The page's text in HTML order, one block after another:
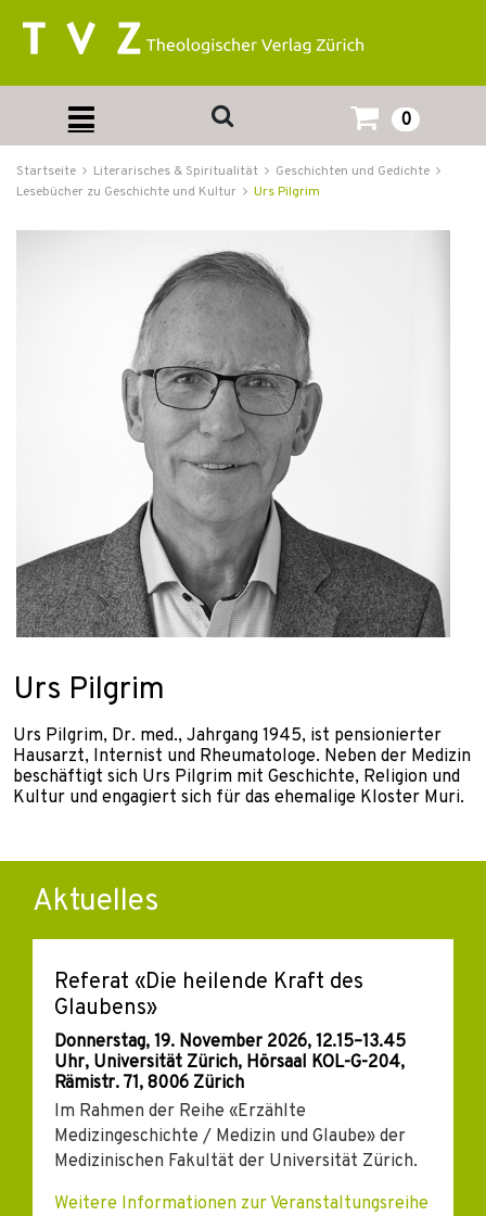
0
Startseite Literarisches & Spiritualität
Geschichten und Gedichte
Lesebücher zu Geschichte und Kultur
Urs Pilgrim
Urs Pilgrim
Urs Pilgrim, Dr. med., Jahrgang 1945, ist pensionierter
Hausarzt, Internist und Rheumatologe. Neben der Medizin
beschäftigt sich Urs Pilgrim mit Geschichte, Religion und
Kultur und engagiert sich für das ehemalige Kloster Muri.
Aktuelles
Referat «Die heilende Kraft des
Glaubens»
Donnerstag, 19. November 2026, 12.15–13.45
Uhr, Universität Zürich, Hörsaal KOL-G-204,
Rämistr. 71, 8006 Zürich
Im Rahmen der Reihe «Erzählte
Medizingeschichte / Medizin und Glaube» der
Medizinischen Fakultät der Universität Zürich.
Weitere Informationen zur Veranstaltungsreihe